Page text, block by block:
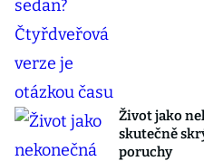
Život jako
skutečně
poruchy